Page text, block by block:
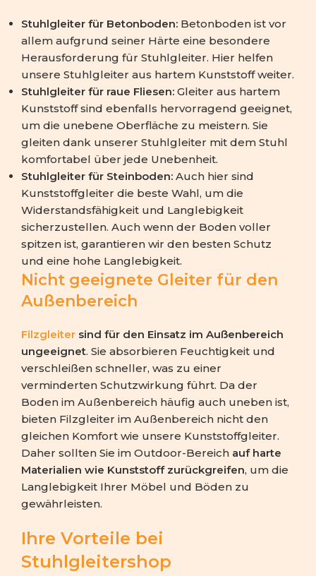
Stuhlgleiter für Betonboden: Betonboden ist vor
allem aufgrund seiner Härte eine besondere
Herausforderung für Stuhlgleiter. Hier helfen
unsere Stuhlgleiter aus hartem Kunststoff weiter.
Stuhlgleiter für raue Fliesen: Gleiter aus hartem
Kunststoff sind ebenfalls hervorragend geeignet,
um die unebene Oberfläche zu meistern. Sie
gleiten dank unserer Stuhlgleiter mit dem Stuhl
komfortabel über jede Unebenheit.
Stuhlgleiter für Steinboden: Auch hier sind
Kunststoffgleiter die beste Wahl, um die
Widerstandsfähigkeit und Langlebigkeit
sicherzustellen. Auch wenn der Boden voller
spitzen ist, garantieren wir den besten Schutz
und eine hohe Langlebigkeit.
Nicht geeignete Gleiter für den
Außenbereich
Filzgleiter sind für den Einsatz im Außenbereich
ungeeignet. Sie absorbieren Feuchtigkeit und
verschleißen schneller, was zu einer
verminderten Schutzwirkung führt. Da der
Boden im Außenbereich häufig auch uneben ist,
bieten Filzgleiter im Außenbereich nicht den
gleichen Komfort wie unsere Kunststoffgleiter.
Daher sollten Sie im Outdoor-Bereich auf harte
Materialien wie Kunststoff zurückgreifen, um die
Langlebigkeit Ihrer Möbel und Böden zu
gewährleisten.
Ihre Vorteile bei
Stuhlgleitershop